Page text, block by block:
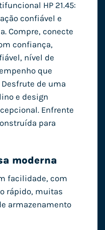
HP 21.45:
confiável e
Compre, conecte
confiança,
nível de
que
de uma
e design
Enfrente
para
moderna
facilidade, com
rápido, muitas
armazenamento